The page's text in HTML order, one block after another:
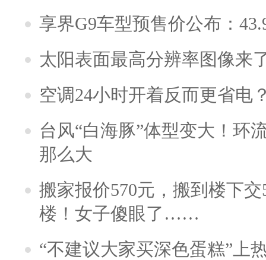
享界G9车型预售价公布：
太阳表面最高分辨率图像来
空调24小时开着反而更省电
台风“白海豚”体型变大！环
那么大
搬家报价570元，搬到楼下
楼！女子傻眼了……
“不建议大家买深色蛋糕”上